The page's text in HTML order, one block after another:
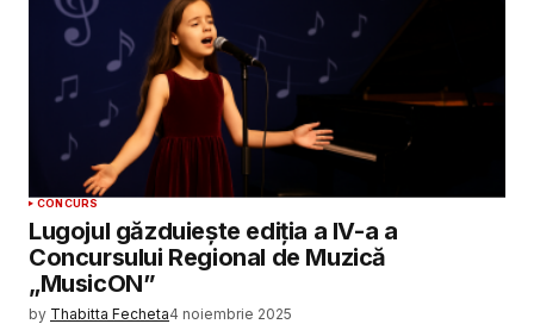
CONCURS
Lugojul găzduiește ediția a IV-a a
Concursului Regional de Muzică
„MusicON”
by Thabitta Fecheta4 noiembrie 2025